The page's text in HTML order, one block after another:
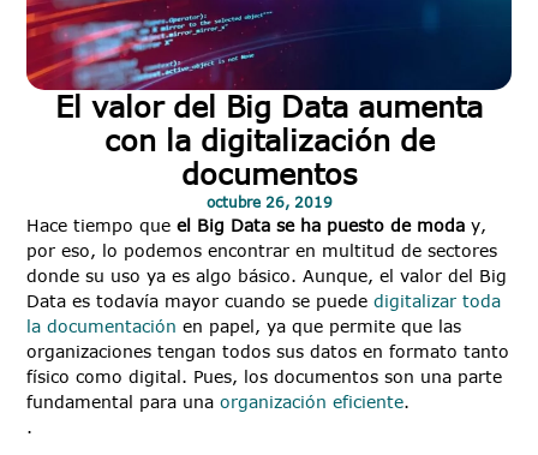
El valor del Big Data aumenta
con la digitalización de
documentos
octubre 26, 2019
Hace tiempo queel Big Data se ha puesto de moda y,
por eso, lo podemos encontrar en multitud de sectores
donde su uso ya es algo básico. Aunque, el valor del Big
Data es todavía mayor cuando se puededigitalizar toda
la documentación en papel, ya que permite que las
organizaciones tengan todos sus datos en formato tanto
físico como digital. Pues, los documentos son una parte
fundamental para unaorganización eficiente.
.